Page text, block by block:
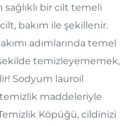
bir cilt temeli
bakım ile şekillenir.
adımlarında temel
temizleyememek,
Sodyum lauroil
maddeleriyle
Köpüğü, cildinizi